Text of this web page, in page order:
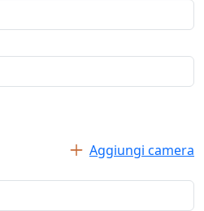
Aggiungi camera